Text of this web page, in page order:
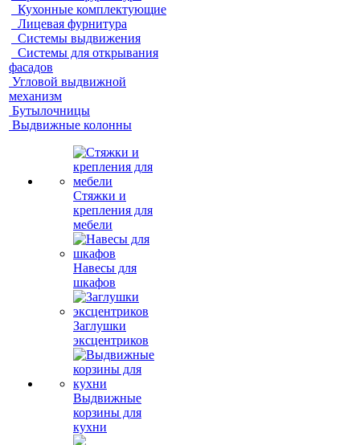
Кухонные комплектующие
Лицевая фурнитура
Системы выдвижения
Системы для открывания
фасадов
Угловой выдвижной
механизм
Бутылочницы
Выдвижные колонны
Стяжки и
крепления для
мебели
Навесы для
шкафов
Заглушки
эксцентриков
Выдвижные
корзины для
кухни